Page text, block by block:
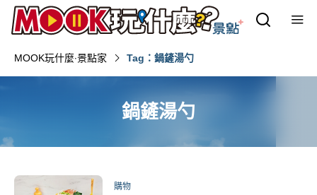
MOOK玩什麼‧景點家 Tag：鍋鏟湯勺
鍋鏟湯勺
購物